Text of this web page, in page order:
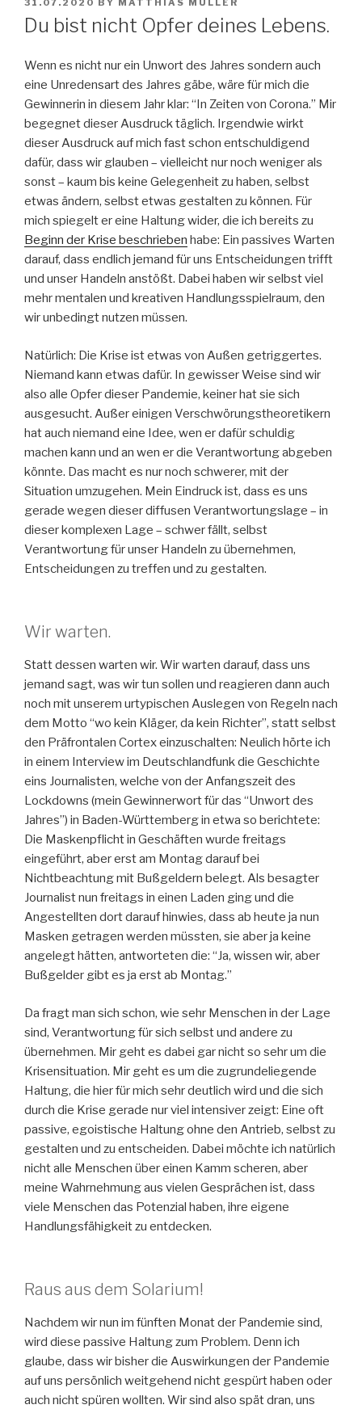
ON
31.07.2020 BY MATTHIAS MÜLLER
Du bist nicht Opfer deines Lebens.
Wenn es nicht nur ein Unwort des Jahres sondern auch
eine Unredensart des Jahres gäbe, wäre für mich die
Gewinnerin in diesem Jahr klar: “In Zeiten von Corona.” Mir
begegnet dieser Ausdruck täglich. Irgendwie wirkt
dieser Ausdruck auf mich fast schon entschuldigend
dafür, dass wir glauben – vielleicht nur noch weniger als
sonst – kaum bis keine Gelegenheit zu haben, selbst
etwas ändern, selbst etwas gestalten zu können. Für
mich spiegelt er eine Haltung wider, die ich bereits zu
Beginn der Krise beschrieben habe: Ein passives Warten
darauf, dass endlich jemand für uns Entscheidungen trifft
und unser Handeln anstößt. Dabei haben wir selbst viel
mehr mentalen und kreativen Handlungsspielraum, den
wir unbedingt nutzen müssen.
Natürlich: Die Krise ist etwas von Außen getriggertes.
Niemand kann etwas dafür. In gewisser Weise sind wir
also alle Opfer dieser Pandemie, keiner hat sie sich
ausgesucht. Außer einigen Verschwörungstheoretikern
hat auch niemand eine Idee, wen er dafür schuldig
machen kann und an wen er die Verantwortung abgeben
könnte. Das macht es nur noch schwerer, mit der
Situation umzugehen. Mein Eindruck ist, dass es uns
gerade wegen dieser diffusen Verantwortungslage – in
dieser komplexen Lage – schwer fällt, selbst
Verantwortung für unser Handeln zu übernehmen,
Entscheidungen zu treffen und zu gestalten.
Wir warten.
Statt dessen warten wir. Wir warten darauf, dass uns
jemand sagt, was wir tun sollen und reagieren dann auch
noch mit unserem urtypischen Auslegen von Regeln nach
dem Motto “wo kein Kläger, da kein Richter”, statt selbst
den Präfrontalen Cortex einzuschalten: Neulich hörte ich
in einem Interview im Deutschlandfunk die Geschichte
eins Journalisten, welche von der Anfangszeit des
Lockdowns (mein Gewinnerwort für das “Unwort des
Jahres”) in Baden-Württemberg in etwa so berichtete:
Die Maskenpflicht in Geschäften wurde freitags
eingeführt, aber erst am Montag darauf bei
Nichtbeachtung mit Bußgeldern belegt. Als besagter
Journalist nun freitags in einen Laden ging und die
Angestellten dort darauf hinwies, dass ab heute ja nun
Masken getragen werden müssten, sie aber ja keine
angelegt hätten, antworteten die: “Ja, wissen wir, aber
Bußgelder gibt es ja erst ab Montag.”
Da fragt man sich schon, wie sehr Menschen in der Lage
sind, Verantwortung für sich selbst und andere zu
übernehmen. Mir geht es dabei gar nicht so sehr um die
Krisensituation. Mir geht es um die zugrundeliegende
Haltung, die hier für mich sehr deutlich wird und die sich
durch die Krise gerade nur viel intensiver zeigt: Eine oft
passive, egoistische Haltung ohne den Antrieb, selbst zu
gestalten und zu entscheiden. Dabei möchte ich natürlich
nicht alle Menschen über einen Kamm scheren, aber
meine Wahrnehmung aus vielen Gesprächen ist, dass
viele Menschen das Potenzial haben, ihre eigene
Handlungsfähigkeit zu entdecken.
Raus aus dem Solarium!
Nachdem wir nun im fünften Monat der Pandemie sind,
wird diese passive Haltung zum Problem. Denn ich
glaube, dass wir bisher die Auswirkungen der Pandemie
auf uns persönlich weitgehend nicht gespürt haben oder
auch nicht spüren wollten. Wir sind also spät dran, uns